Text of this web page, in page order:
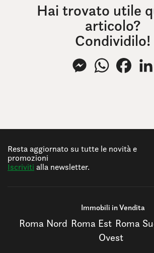
Hai trovato utile
articolo?
Condividilo!
MessengerWhatsApp
Resta aggiornato su tutte le novità e
promozioni
Iscriviti alla newsletter.
Immobili in Vendita
Roma Nord Roma Est Roma
Ovest